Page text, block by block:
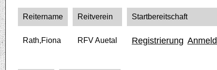
Reitername Reitverein Startbereitschaft
Rath,Fiona RFV Auetal Registrierung